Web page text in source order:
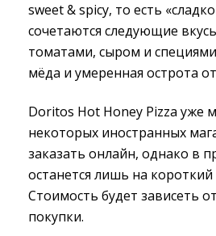
sweet & spicy, то есть
сочетаются следующие
томатами, сыром и
мёда и умеренная острота
Doritos Hot Honey Pizza уже
некоторых иностранных
заказать онлайн, однако в
останется лишь на
Стоимость будет зависеть
покупки.